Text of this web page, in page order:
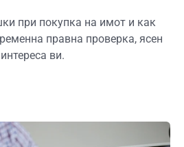
при покупка на имот и как
правна проверка, ясен
ви.